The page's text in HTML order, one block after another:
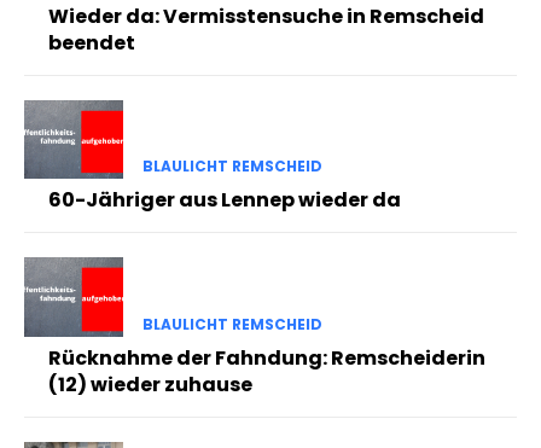
Wieder da: Vermisstensuche in Remscheid
beendet
BLAULICHT REMSCHEID
60-Jähriger aus Lennep wieder da
BLAULICHT REMSCHEID
Rücknahme der Fahndung: Remscheiderin
(12) wieder zuhause